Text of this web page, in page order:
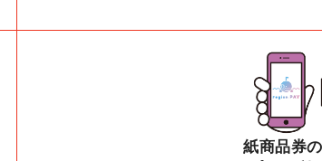
紙商品券